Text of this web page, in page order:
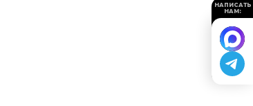
НАПИСАТЬ
НАМ: